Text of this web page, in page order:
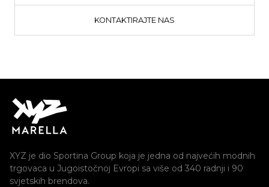
KONTAKTIRAJTE NAS
XYZ je dio Sportina Group koja je jedna od najvećih modnih
trgovaca u Jugoistočnoj Evropi sa više od 340 radnji i 90
svjetskih brendova.